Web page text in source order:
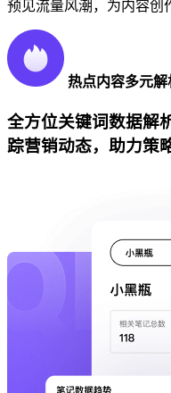
预见流量风潮，为内容创
热点内容多元解
全方位关键词数据解
踪营销动态，助力策